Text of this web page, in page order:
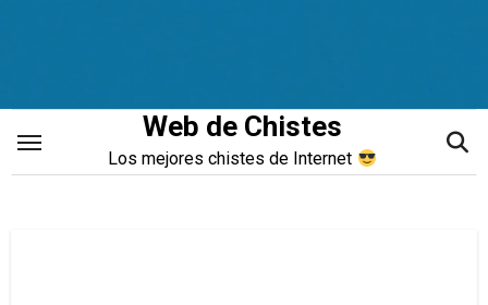
Web de Chistes
Los mejores chistes de Internet